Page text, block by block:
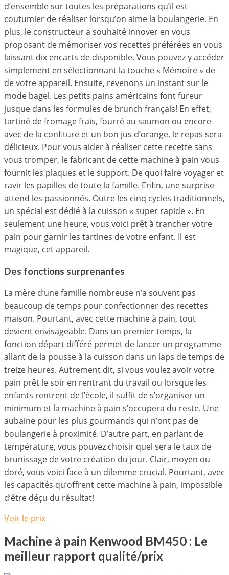
d’ensemble sur toutes les préparations qu’il est
coutumier de réaliser lorsqu’on aime la boulangerie. En
plus, le constructeur a souhaité innover en vous
proposant de mémoriser vos recettes préférées en vous
laissant dix encarts de disponible. Vous pouvez y accéder
simplement en sélectionnant la touche « Mémoire » de
de votre appareil. Ensuite, revenons un instant sur le
mode bagel. Les petits pains américains font fureur
jusque dans les formules de brunch français! En effet,
tartiné de fromage frais, fourré au saumon ou encore
avec de la confiture et un bon jus d’orange, le repas sera
délicieux. Pour vous aider à réaliser cette recette sans
vous tromper, le fabricant de cette machine à pain vous
fournit les plaques et le support. De quoi faire voyager et
ravir les papilles de toute la famille. Enfin, une surprise
attend les passionnés. Outre les cinq cycles traditionnels,
un spécial est dédié à la cuisson « super rapide ». En
seulement une heure, vous voici prêt à trancher votre
pain pour garnir les tartines de votre enfant. Il est
magique, cet appareil.
Des fonctions surprenantes
La mère d’une famille nombreuse n’a souvent pas
beaucoup de temps pour confectionner des recettes
maison. Pourtant, avec cette machine à pain, tout
devient envisageable. Dans un premier temps, la
fonction départ différé permet de lancer un programme
allant de la pousse à la cuisson dans un laps de temps de
treize heures. Autrement dit, si vous voulez avoir votre
pain prêt le soir en rentrant du travail ou lorsque les
enfants rentrent de l’école, il suffit de s’organiser un
minimum et la machine à pain s’occupera du reste. Une
aubaine pour les plus gourmands qui n’ont pas de
boulangerie à proximité. D’autre part, en parlant de
température, vous pouvez choisir quel sera le taux de
brunissage de votre création du jour. Clair, moyen ou
doré, vous voici face à un dilemme crucial. Pourtant, avec
les capacités qu’offrent cette machine à pain, impossible
d’être déçu du résultat!
Voir le prix
Machine à pain Kenwood BM450 : Le
meilleur rapport qualité/prix